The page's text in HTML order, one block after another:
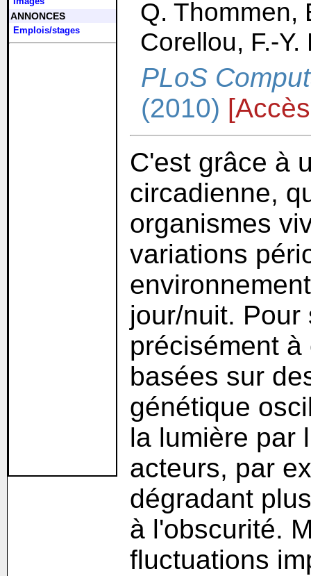
ANNONCES
Emplois/stages
Q. Thommen,
Corellou, F.-
PLoS
(2010)
C'est grâce à
circadienne,
organismes
variations
jour/nuit.
précisément
basées sur
génétique
la lumière par
acteurs, par
dégradant
à l'obscurité.
fluctuations